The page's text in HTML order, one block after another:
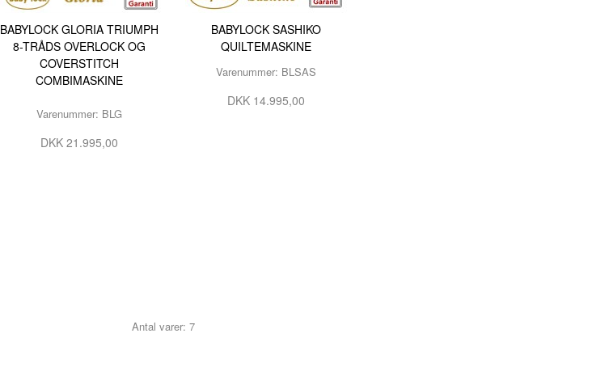
BABYLOCK GLORIA TRIUMPH
8-TRÅDS OVERLOCK OG
COVERSTITCH
COMBIMASKINE
Varenummer: BLG
DKK 21.995,00
BABYLOCK SASHIKO
QUILTEMASKINE
Varenummer: BLSAS
DKK 14.995,00
Antal varer: 7